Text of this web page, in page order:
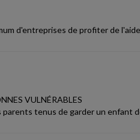
d'entreprises de profiter de
VULNÉRABLES
tenus de garder un enfant